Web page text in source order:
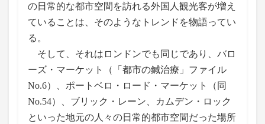
の日常的な都市空間を訪れる外国人観光客が増え
ていることは、そのようなトレンドを物語ってい
る。
そして、それはロンドンでも同じであり、バロ
ーズ・マーケット（「都市の鍼治療」ファイル
No.6）、ポートベロ・ロード・マーケット（同
No.54）、ブリック・レーン、カムデン・ロック
といった地元の人々の日常的都市空間だった場所